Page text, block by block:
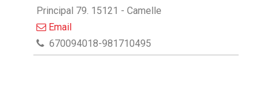
Principal 79. 15121 - Camelle
Email
670094018-981710495